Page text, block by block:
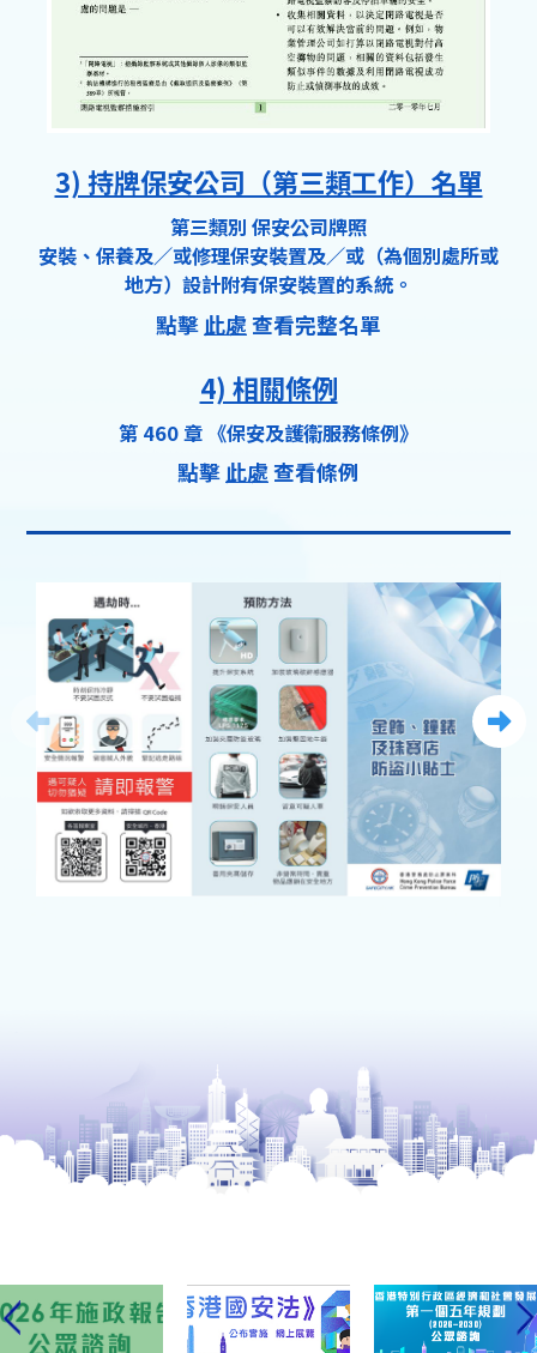
3) 持牌保安公司（第三類工作）名單
第三類別 保安公司牌照
安裝、保養及／或修理保安裝置及／或（為個別處所或
地方）設計附有保安裝置的系統。
點擊 此處查看完整名單
4) 相關條例
第 460 章 《保安及護衞服務條例》
點擊此處查看條例